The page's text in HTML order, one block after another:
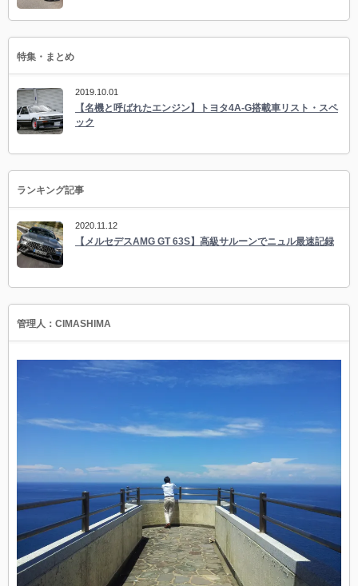
特集・まとめ
2019.10.01
【名機と呼ばれたエンジン】トヨタ4A-G搭載車リスト・スペ
ック
ランキング記事
2020.11.12
【メルセデスAMG GT 63S】高級サルーンでニュル最速記録
管理人：CIMASHIMA